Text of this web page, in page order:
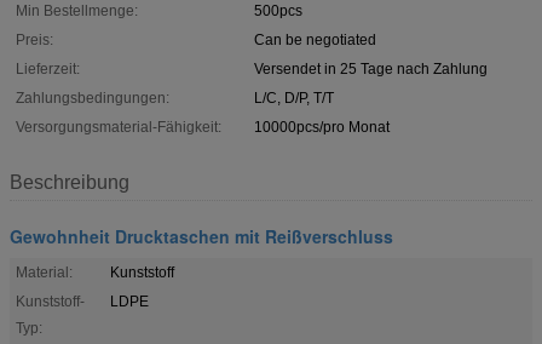
Min Bestellmenge:
500pcs
Preis:
Can be negotiated
Lieferzeit:
Versendet in 25 Tage nach Zahlung
Zahlungsbedingungen:
L/C, D/P, T/T
Versorgungsmaterial-Fähigkeit:
10000pcs/pro Monat
Beschreibung
Gewohnheit Drucktaschen mit Reißverschluss
Material:
Kunststoff
Kunststoff-
Typ:
LDPE